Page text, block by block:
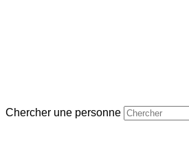
Chercher une personne